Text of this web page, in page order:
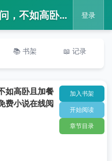
📖 世事浮云何足问，不如高卧且加餐姜云栖裴照哪本书免费小说在线阅读最新章节txt 登录
📚 书架 📖 记录
如高卧且加餐
费小说在线阅
加入书架
开始阅读
章节目录